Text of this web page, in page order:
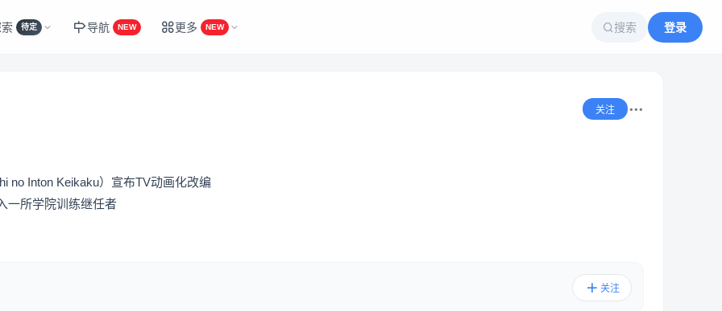
待定 导航 NEW 更多 NEW 搜索 登录
关注
no Inton Keikaku）宣布TV动画化改编
一所学院训练继任者
关注